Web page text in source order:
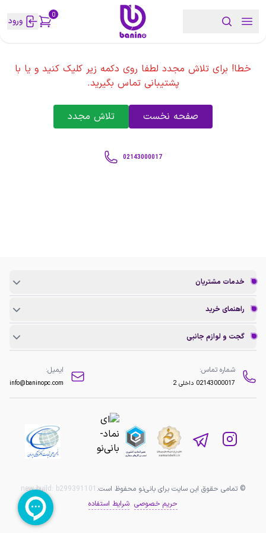
0 ورود
خطا! برای تلاش مجدد لطفا روی دکمه زیر کلیک کنید و یا با
پشتیبانی تماس بگیرید.
صفحه نخست تلاش مجدد
02143000017
خدمات مشتریان
راهنمای خرید
گجت و لوازم جانبی
شماره تماس:
02143000017 داخلی 2
ایمیل:
info@baninopc.com
© تمامی حقوق این سایت برای بانی‌نو محفوظ است. new build: b299391101
حریم خصوصی شرایط استفاده